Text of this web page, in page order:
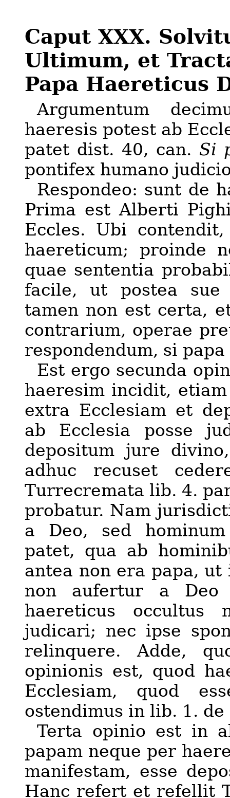
Caput XXX.
Ultimum, et
Papa Haereticus
Argumentum
haeresis potest ab
patet dist. 40, can. Si
pontifex humano
Respondeo: sunt de
Prima est Alberti
Eccles. Ubi
haereticum; proinde
quae sententia
facile, ut postea sue
tamen non est certa,
contrarium, operae
respondendum, si
Est ergo secunda
haeresim incidit,
extra Ecclesiam et
ab Ecclesia posse
depositum jure
adhuc recuset
Turrecremata lib. 4.
probatur. Nam
a Deo, sed
patet, qua ab
antea non era papa,
non aufertur a
haereticus occultus
judicari; nec ipse
relinquere. Adde,
opinionis est, quod
Ecclesiam, quod
ostendimus in lib. 1. de
Terta opinio est in
papam neque per
manifestam, esse
Hanc refert et refellit